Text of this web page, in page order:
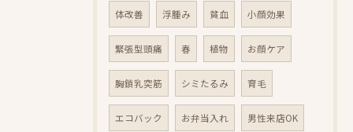
体改善 浮腫み 貧血 小顔効果
緊張型頭痛 春 植物 お顔ケア
胸鎖乳突筋 シミたるみ 育毛
エコバック お弁当入れ 男性来店OK